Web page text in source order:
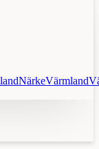
NärkeVärmland